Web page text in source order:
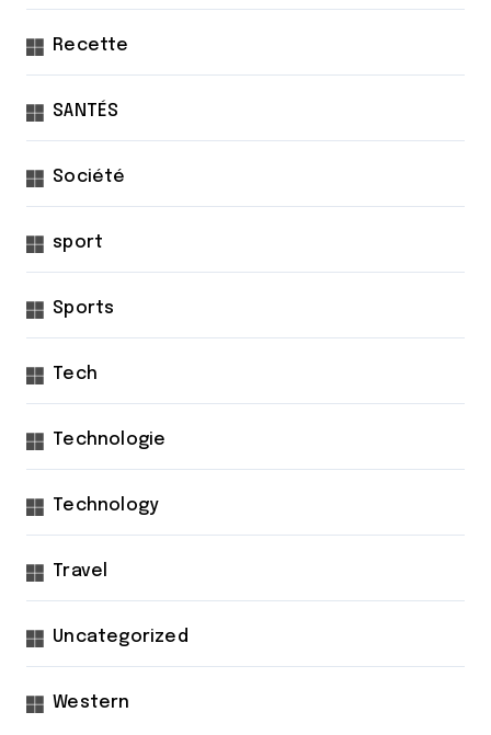
Recette
SANTÉS
Société
sport
Sports
Tech
Technologie
Technology
Travel
Uncategorized
Western